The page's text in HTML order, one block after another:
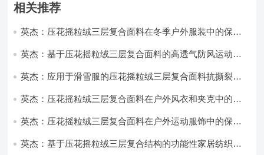
相关推荐
英杰：压花摇粒绒三层复合面料在冬季户外服装中的保暖
英杰：基于压花摇粒绒三层复合面料的高透气防风运动服
英杰：应用于滑雪服的压花摇粒绒三层复合面料抗撕裂与
英杰：压花摇粒绒三层复合面料在户外风衣和夹克中的应
英杰：压花摇粒绒三层复合面料在户外运动服饰中的保暖
英杰：基于压花摇粒绒三层复合结构的功能性家居纺织品